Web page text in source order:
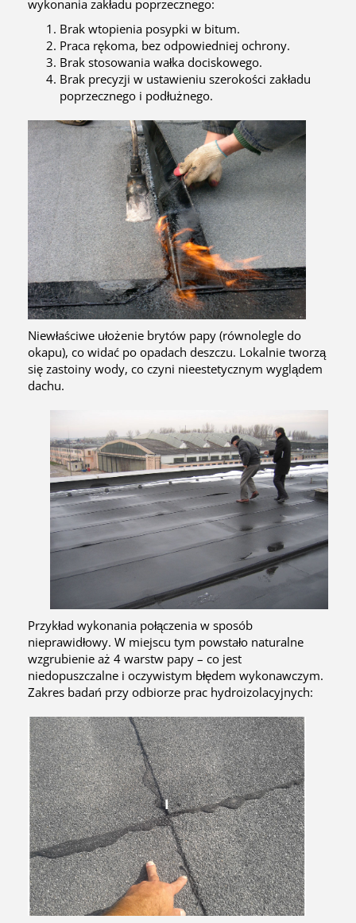
wykonania zakładu poprzecznego:
Brak wtopienia posypki w bitum.
Praca rękoma, bez odpowiedniej ochrony.
Brak stosowania wałka dociskowego.
Brak precyzji w ustawieniu szerokości zakładu
poprzecznego i podłużnego.
Niewłaściwe ułożenie brytów papy (równolegle do
okapu), co widać po opadach deszczu. Lokalnie tworzą
się zastoiny wody, co czyni nieestetycznym wyglądem
dachu.
Przykład wykonania połączenia w sposób
nieprawidłowy. W miejscu tym powstało naturalne
wzgrubienie aż 4 warstw papy – co jest
niedopuszczalne i oczywistym błędem wykonawczym.
Zakres badań przy odbiorze prac hydroizolacyjnych:
I